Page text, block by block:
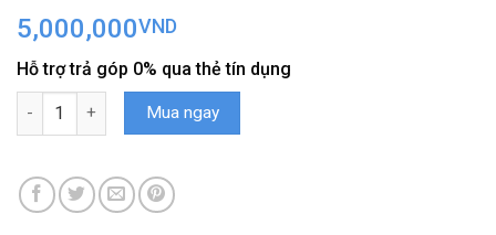
5,000,000VND
Hỗ trợ trả góp 0% qua thẻ tín dụng
Smart Tivi LG AI 4K 55 Inch 55UA7350PSB số lượng
Mua ngay